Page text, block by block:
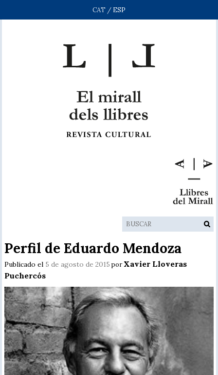
CAT / ESP
Perfil de Eduardo Mendoza
Publicado el 5 de agosto de 2015 porXavier Lloveras
Puchercós